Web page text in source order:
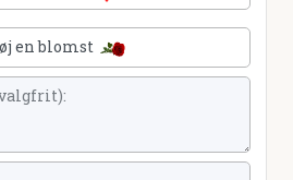
en blomst